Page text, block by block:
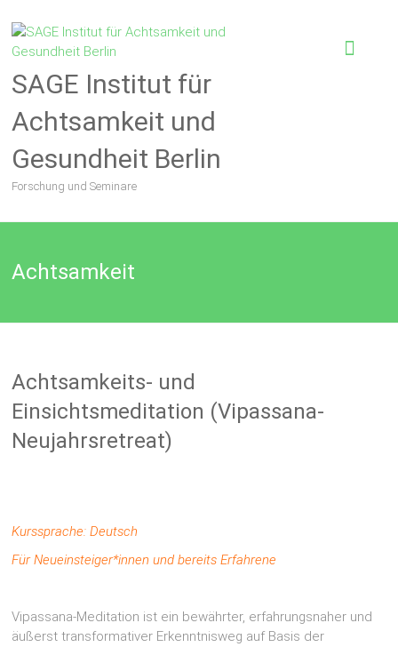
SAGE Institut für
Achtsamkeit und
Gesundheit Berlin
Forschung und Seminare
Achtsamkeit
Achtsamkeits- und
Einsichtsmeditation (Vipassana-
Neujahrsretreat)
Kurssprache: Deutsch
Für Neueinsteiger*innen und bereits Erfahrene
Vipassana-Meditation ist ein bewährter, erfahrungsnaher und
äußerst transformativer Erkenntnisweg auf Basis der